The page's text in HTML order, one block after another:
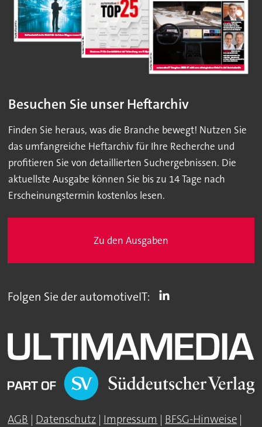
Besuchen Sie unser Heftarchiv
Finden Sie heraus, was die Branche bewegt! Nutzen Sie
das umfangreiche Heftarchiv für Ihre Recherche und
profitieren Sie von detaillierten Suchergebnissen. Die
aktuellste Ausgabe können Sie bis zu 14 Tage nach
Erscheinungstermin kostenlos lesen.
Zu den Ausgaben
Folgen Sie der automotiveIT:
AGB | Datenschutz | Impressum | BFSG-Hinweise |